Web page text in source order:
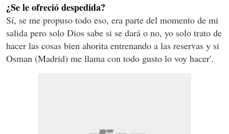
¿Se le ofreció despedida?
Sí, se me propuso todo eso, era parte del momento de mi
salida pero solo Dios sabe si se dará o no, yo solo trato de
hacer las cosas bien ahorita entrenando a las reservas y si
Osman (Madrid) me llama con todo gusto lo voy hacer'.